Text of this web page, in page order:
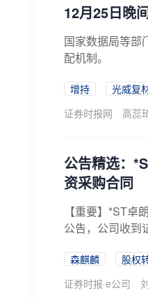
12月25日晚
国家数据局等部
配机制。
增持 光威复
证券时报网
高蕊
公告精选：
资采购合同
【重要】*ST
公告，公司收到
森麒麟 股权
证券时报·e公司